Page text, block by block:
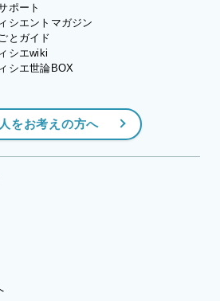
ポート
シエントマガジン
とガイド
シエwiki
シエ世論BOX
をお考えの方へ